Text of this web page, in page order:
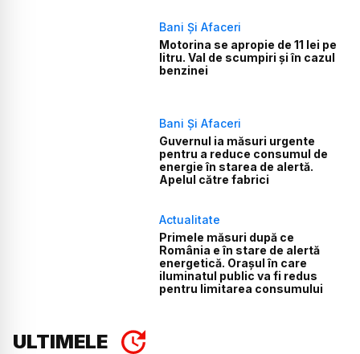
Bani Și Afaceri
Motorina se apropie de 11 lei pe
litru. Val de scumpiri și în cazul
benzinei
Bani Și Afaceri
Guvernul ia măsuri urgente
pentru a reduce consumul de
energie în starea de alertă.
Apelul către fabrici
Actualitate
Primele măsuri după ce
România e în stare de alertă
energetică. Orașul în care
iluminatul public va fi redus
pentru limitarea consumului
ULTIMELE